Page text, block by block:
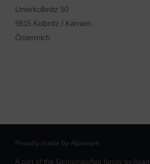
Unterkolbnitz 50
9815 Kolbnitz / Kärnten
Österreich
Proudly made by Alpsware
A part of the GemeindeApp family by